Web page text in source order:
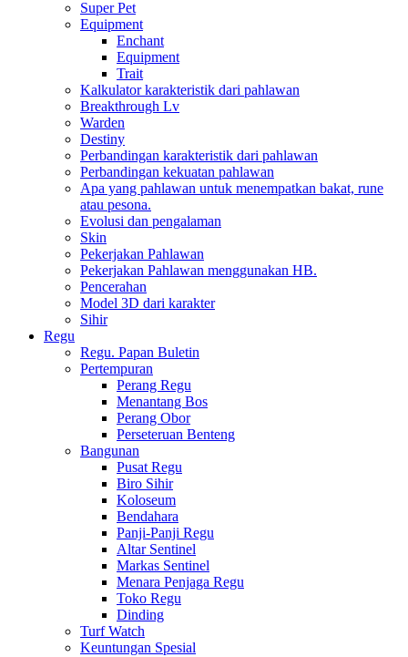
Super Pet
Equipment
Enchant
Equipment
Trait
Kalkulator karakteristik dari pahlawan
Breakthrough Lv
Warden
Destiny
Perbandingan karakteristik dari pahlawan
Perbandingan kekuatan pahlawan
Apa yang pahlawan untuk menempatkan bakat, rune
atau pesona.
Evolusi dan pengalaman
Skin
Pekerjakan Pahlawan
Pekerjakan Pahlawan menggunakan HB.
Pencerahan
Model 3D dari karakter
Sihir
Regu
Regu. Papan Buletin
Pertempuran
Perang Regu
Menantang Bos
Perang Obor
Perseteruan Benteng
Bangunan
Pusat Regu
Biro Sihir
Koloseum
Bendahara
Panji-Panji Regu
Altar Sentinel
Markas Sentinel
Menara Penjaga Regu
Toko Regu
Dinding
Turf Watch
Keuntungan Spesial